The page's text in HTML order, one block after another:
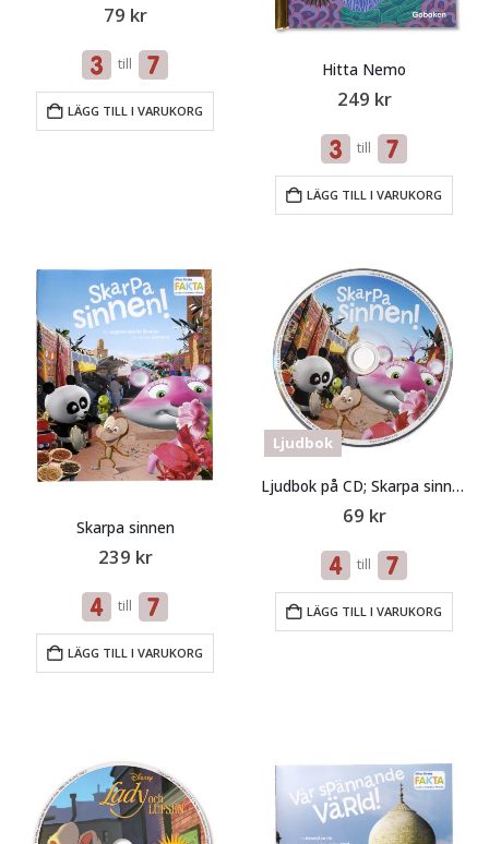
79 kr
till
LÄGG TILL I VARUKORG
Hitta Nemo
249 kr
till
LÄGG TILL I VARUKORG
Skarpa sinnen
239 kr
till
LÄGG TILL I VARUKORG
Ljudbok
Ljudbok på CD; Skarpa sinnen
69 kr
till
LÄGG TILL I VARUKORG